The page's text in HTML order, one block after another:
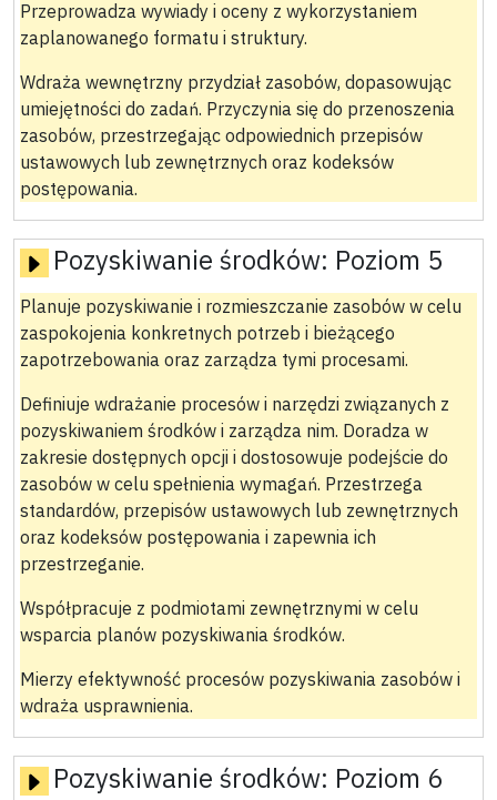
Przeprowadza wywiady i oceny z wykorzystaniem
zaplanowanego formatu i struktury.
Wdraża wewnętrzny przydział zasobów, dopasowując
umiejętności do zadań. Przyczynia się do przenoszenia
zasobów, przestrzegając odpowiednich przepisów
ustawowych lub zewnętrznych oraz kodeksów
postępowania.
Pozyskiwanie środków: Poziom 5
Planuje pozyskiwanie i rozmieszczanie zasobów w celu
zaspokojenia konkretnych potrzeb i bieżącego
zapotrzebowania oraz zarządza tymi procesami.
Definiuje wdrażanie procesów i narzędzi związanych z
pozyskiwaniem środków i zarządza nim. Doradza w
zakresie dostępnych opcji i dostosowuje podejście do
zasobów w celu spełnienia wymagań. Przestrzega
standardów, przepisów ustawowych lub zewnętrznych
oraz kodeksów postępowania i zapewnia ich
przestrzeganie.
Współpracuje z podmiotami zewnętrznymi w celu
wsparcia planów pozyskiwania środków.
Mierzy efektywność procesów pozyskiwania zasobów i
wdraża usprawnienia.
Pozyskiwanie środków: Poziom 6